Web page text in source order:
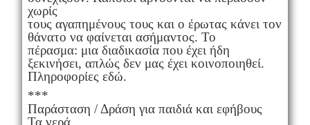
χωρίς
τους αγαπημένους τους και ο έρωτας κάνει τον
θάνατο να φαίνεται ασήμαντος. Το
πέρασμα: μια διαδικασία που έχει ήδη
ξεκινήσει, απλώς δεν μας έχει κοινοποιηθεί.
Πληροφορίες εδώ.
***
Παράσταση / Δράση για παιδιά και εφήβους
Τα νερά